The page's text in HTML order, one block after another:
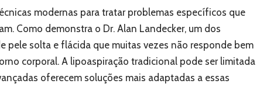
modernas para tratar problemas específicos que
Como demonstra o Dr. Alan Landecker, um dos
pele solta e flácida que muitas vezes não responde bem
corporal. A lipoaspiração tradicional pode ser limitada
oferecem soluções mais adaptadas a essas